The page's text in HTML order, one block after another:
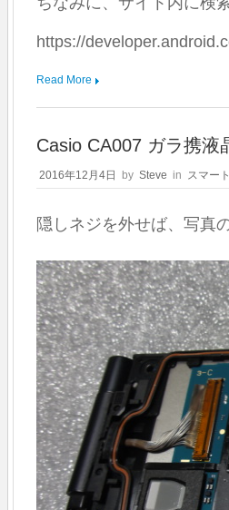
https://
Read More
Casio CA007 ガラ携液
2016年12月4日 by Steve in スマー
隠しネジを外せば、写真